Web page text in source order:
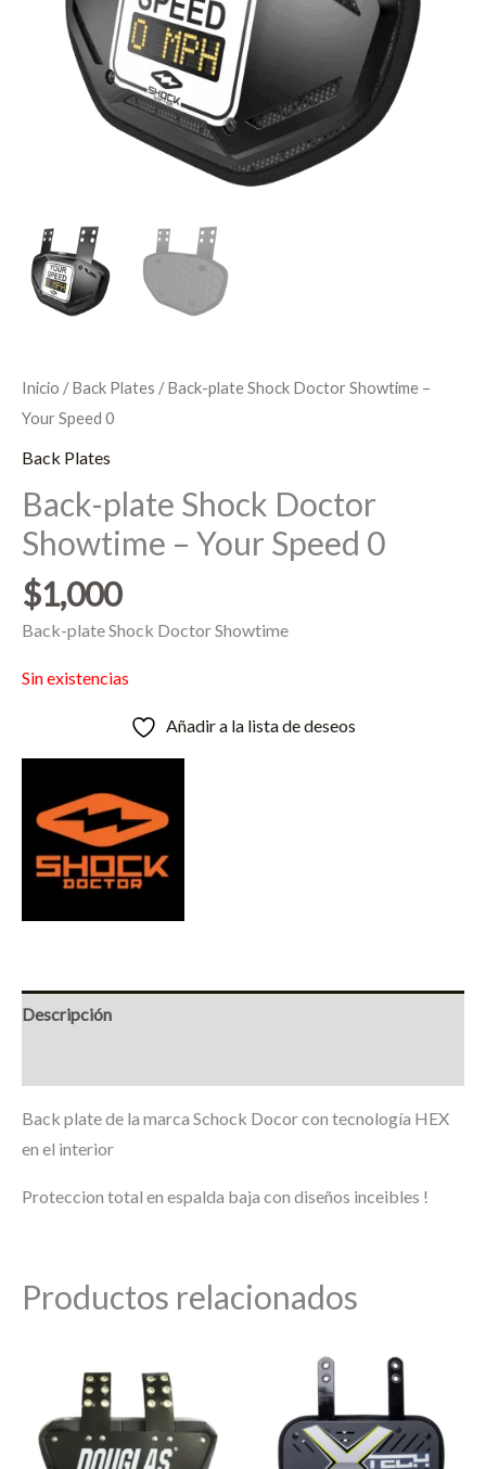
Inicio /Back Plates / Back-plate Shock Doctor Showtime –
Your Speed 0
Back Plates
Back-plate Shock Doctor
Showtime – Your Speed 0
$1,000
Back-plate Shock Doctor Showtime
Sin existencias
Añadir a la lista de deseos
Descripción
Back plate de la marca Schock Docor con tecnología HEX
en el interior
Proteccion total en espalda baja con diseños inceibles !
Productos relacionados